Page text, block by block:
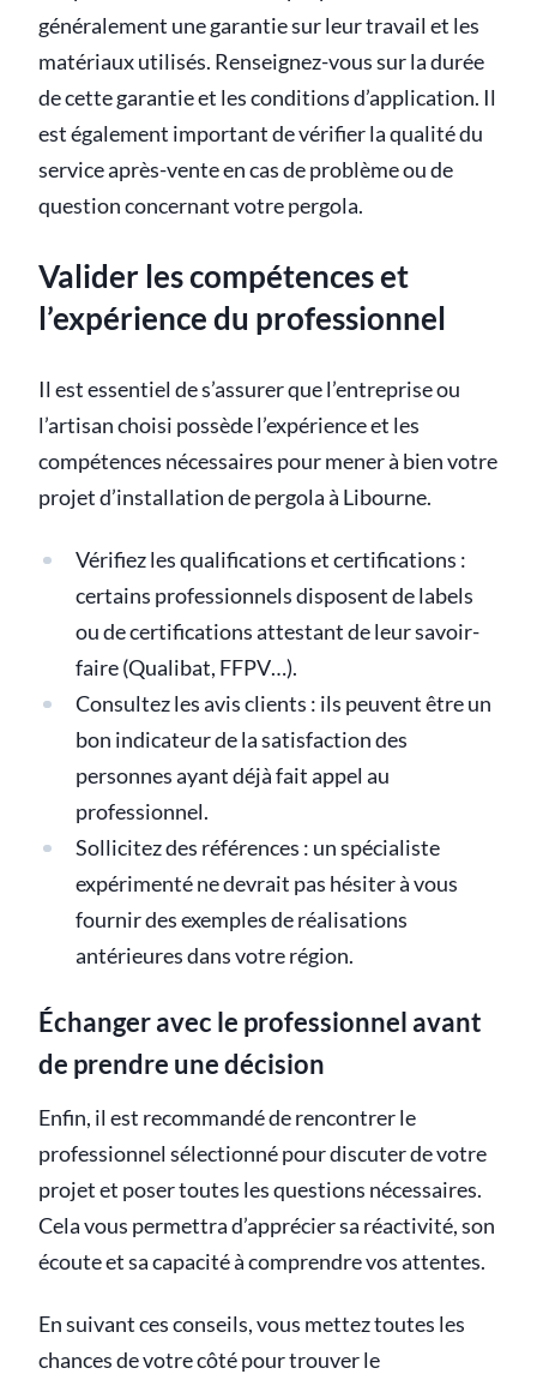
généralement une garantie sur leur travail et les
matériaux utilisés. Renseignez-vous sur la durée
de cette garantie et les conditions d’application. Il
est également important de vérifier la qualité du
service après-vente en cas de problème ou de
question concernant votre pergola.
Valider les compétences et
l’expérience du professionnel
Il est essentiel de s’assurer que l’entreprise ou
l’artisan choisi possède l’expérience et les
compétences nécessaires pour mener à bien votre
projet d’installation de pergola à Libourne.
Vérifiez les qualifications et certifications :
certains professionnels disposent de labels
ou de certifications attestant de leur savoir-
faire (Qualibat, FFPV…).
Consultez les avis clients : ils peuvent être un
bon indicateur de la satisfaction des
personnes ayant déjà fait appel au
professionnel.
Sollicitez des références : un spécialiste
expérimenté ne devrait pas hésiter à vous
fournir des exemples de réalisations
antérieures dans votre région.
Échanger avec le professionnel avant
de prendre une décision
Enfin, il est recommandé de rencontrer le
professionnel sélectionné pour discuter de votre
projet et poser toutes les questions nécessaires.
Cela vous permettra d’apprécier sa réactivité, son
écoute et sa capacité à comprendre vos attentes.
En suivant ces conseils, vous mettez toutes les
chances de votre côté pour trouver le